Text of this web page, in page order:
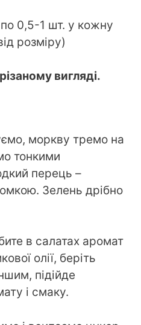
0,5-1 шт. у кожну
розміру)
вигляді.
моркву тремо на
тонкими
перець –
Зелень дрібно
в салатах аромат
олії, беріть
підійде
і смаку.